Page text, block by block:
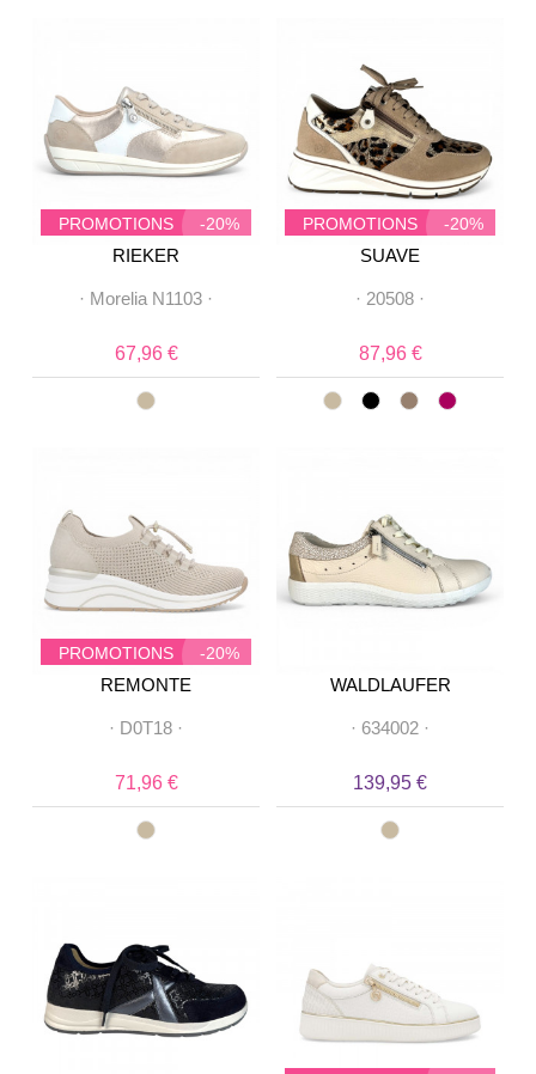
PROMOTIONS -20%
RIEKER
· Morelia N1103 ·
67,96 €
PROMOTIONS -20%
SUAVE
· 20508 ·
87,96 €
PROMOTIONS -20%
REMONTE
· D0T18 ·
71,96 €
WALDLAUFER
· 634002 ·
139,95 €